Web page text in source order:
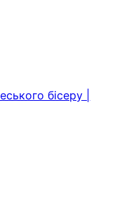
бісеру |